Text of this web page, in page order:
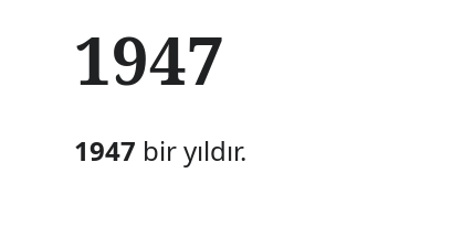
r
e
1947
1947 bir yıldır.